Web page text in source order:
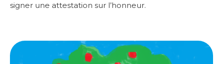
signer une attestation sur l’honneur.